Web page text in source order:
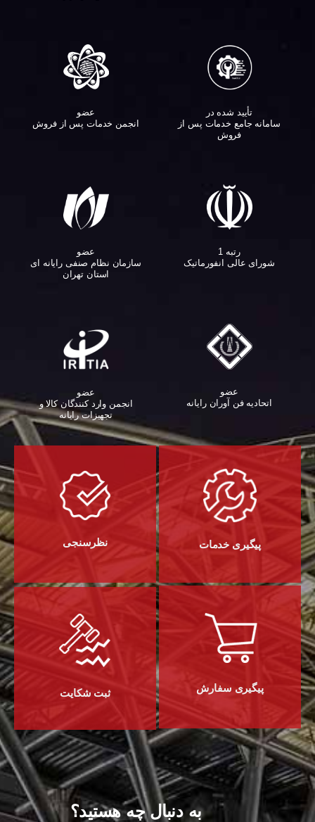
تأیید شده در
سامانه جامع خدمات پس از
فروش
عضو
انجمن خدمات پس از فروش
رتبه 1
شورای عالی انفورماتیک
عضو
سازمان نظام صنفی رایانه ای
استان تهران
عضو
اتحادیه فن آوران رایانه
عضو
انجمن وارد کنندگان کالا و
تجهیزات رایانه‌
پیگیری خدمات نظرسنجی
پیگیری سفارش ثبت شکایت
به دنبال چه هستید؟